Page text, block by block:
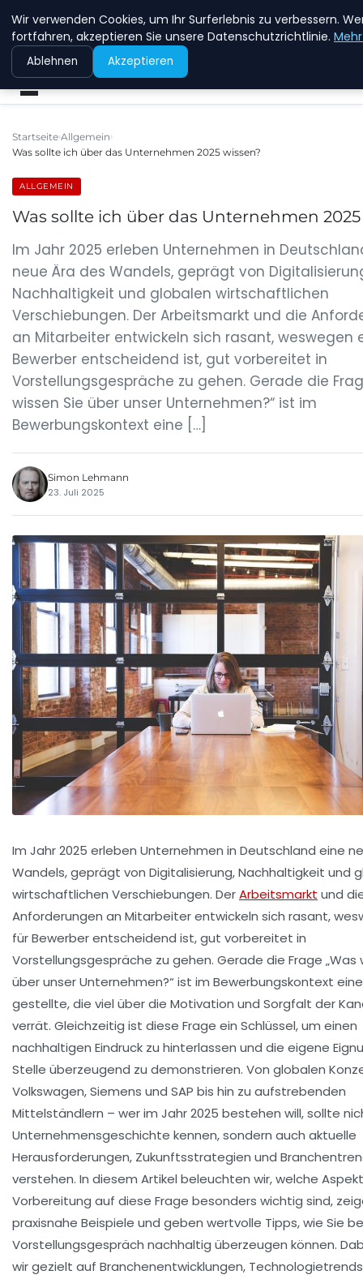
NEW ENERGY JOBS
Startseite Allgemein
Was sollte ich über das Unternehmen 2025 wissen?
ALLGEMEIN
Was sollte ich über das Unternehmen
Im Jahr 2025 erleben Unternehmen in
neue Ära des Wandels, geprägt von
Nachhaltigkeit und globalen wirtschaftlichen
Verschiebungen. Der Arbeitsmarkt und die
an Mitarbeiter entwickeln sich rasant, weswegen
Bewerber entscheidend ist, gut vorbereitet in
Vorstellungsgespräche zu gehen. Gerade die
wissen Sie über unser Unternehmen?“ ist im
Bewerbungskontext eine […]
Simon Lehmann
23. Juli 2025
Im Jahr 2025 erleben Unternehmen in Deutschland eine
Wandels, geprägt von Digitalisierung, Nachhaltigkeit und
wirtschaftlichen Verschiebungen. DerArbeitsmarkt und
Anforderungen an Mitarbeiter entwickeln sich rasant,
für Bewerber entscheidend ist, gut vorbereitet in
Vorstellungsgespräche zu gehen. Gerade die Frage „Was
über unser Unternehmen?“ ist im Bewerbungskontext
gestellte, die viel über die Motivation und Sorgfalt der
verrät. Gleichzeitig ist diese Frage ein Schlüssel, um einen
nachhaltigen Eindruck zu hinterlassen und die eigene
Stelle überzeugend zu demonstrieren. Von globalen
Volkswagen, Siemens und SAP bis hin zu aufstrebenden
Mittelständlern – wer im Jahr 2025 bestehen will, sollte
Unternehmensgeschichte kennen, sondern auch aktuelle
Herausforderungen, Zukunftsstrategien und
verstehen. In diesem Artikel beleuchten wir, welche
Vorbereitung auf diese Frage besonders wichtig sind,
praxisnahe Beispiele und geben wertvolle Tipps, wie Sie
Vorstellungsgespräch nachhaltig überzeugen können.
wir gezielt auf Branchenentwicklungen,
Wir verwenden Cookies, um Ihr Surferlebnis zu verbessern.
fortfahren, akzeptieren Sie unsere Datenschutzrichtlinie.
Ablehnen Akzeptieren